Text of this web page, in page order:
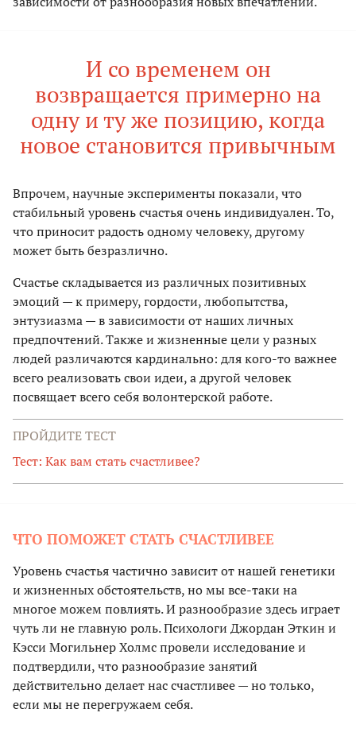
И со временем он
возвращается примерно на
одну и ту же позицию, когда
новое становится привычным
Впрочем, научные эксперименты показали, что
стабильный уровень счастья очень индивидуален. То,
что приносит радость одному человеку, другому
может быть безразлично.
Счастье складывается из различных позитивных
эмоций — к примеру, гордости, любопытства,
энтузиазма — в зависимости от наших личных
предпочтений. Также и жизненные цели у разных
людей различаются кардинально: для кого-то важнее
всего реализовать свои идеи, а другой человек
посвящает всего себя волонтерской работе.
ПРОЙДИТЕ ТЕСТ
Тест: Как вам стать счастливее?
ЧТО ПОМОЖЕТ СТАТЬ СЧАСТЛИВЕЕ
Уровень счастья частично зависит от нашей генетики
и жизненных обстоятельств, но мы все-таки на
многое можем повлиять. И разнообразие здесь играет
чуть ли не главную роль. Психологи Джордан Эткин и
Кэсси Могильнер Холмс провели исследование и
подтвердили, что разнообразие занятий
действительно делает нас счастливее — но только,
если мы не перегружаем себя.